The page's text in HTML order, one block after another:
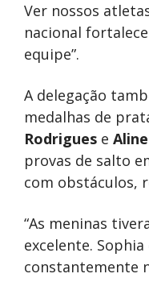
Ver nossos
nacional
equipe”.
A delegação
medalhas de
Rodrigues e
provas de salto
com obstáculos,
“As meninas
excelente.
constantemente